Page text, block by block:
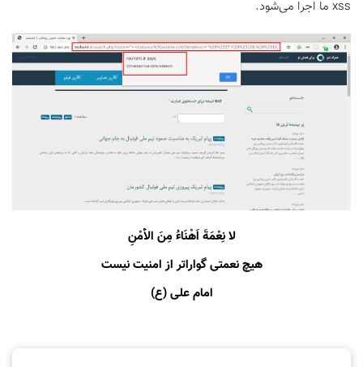
xss ما اجرا می‌شود.
لا نِعْمَةَ اَهْنَاءُ مِنَ الاَْمْنِ
هيچ نعمتى گواراتر از امنيت نيست
امام علی (ع)